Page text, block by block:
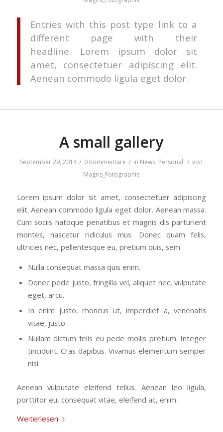
Entries with this post type link to a
different page with their
headline. Lorem ipsum dolor sit
amet, consectetuer adipiscing elit.
Aenean commodo ligula eget dolor.
A small gallery
September 29, 2014 / 0 Kommentare / in News, Personal / von
Magris_Fotographie
Lorem ipsum dolor sit amet, consectetuer adipiscing
elit. Aenean commodo ligula eget dolor. Aenean massa.
Cum sociis natoque penatibus et magnis dis parturient
montes, nascetur ridiculus mus. Donec quam felis,
ultricies nec, pellentesque eu, pretium quis, sem.
Nulla consequat massa quis enim.
Donec pede justo, fringilla vel, aliquet nec, vulputate
eget, arcu.
In enim justo, rhoncus ut, imperdiet a, venenatis
vitae, justo.
Nullam dictum felis eu pede mollis pretium. Integer
tincidunt. Cras dapibus. Vivamus elementum semper
nisi.
Aenean vulputate eleifend tellus. Aenean leo ligula,
porttitor eu, consequat vitae, eleifend ac, enim.
Weiterlesen